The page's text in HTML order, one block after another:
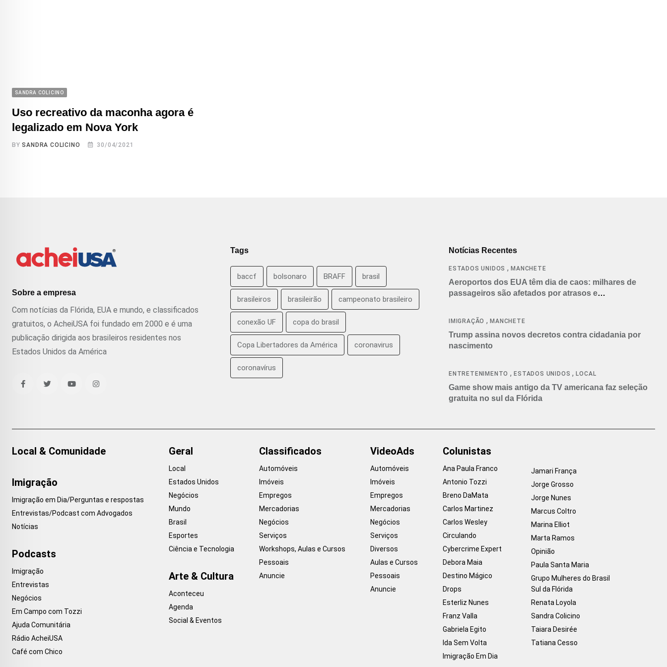
SANDRA COLICINO
Uso recreativo da maconha agora é
legalizado em Nova York
BYSANDRA COLICINO 30/04/2021
Sobre a empresa
Com notícias da Flórida, EUA e mundo, e classificados
gratuitos, o AcheiUSA foi fundado em 2000 e é uma
publicação dirigida aos brasileiros residentes nos
Estados Unidos da América
Tags
baccf bolsonaro BRAFF brasil
brasileiros brasileirão campeonato brasileiro
conexão UF copa do brasil
Copa Libertadores da América coronavirus
coronavírus
Notícias Recentes
ESTADOS UNIDOS ,MANCHETE
Aeroportos dos EUA têm dia de caos: milhares de
passageiros são afetados por atrasos e
IMIGRAÇÃO ,MANCHETE
Trump assina novos decretos contra cidadania por
nascimento
ENTRETENIMENTO ,ESTADOS UNIDOS ,LOCAL
Game show mais antigo da TV americana faz seleção
gratuita no sul da Flórida
Local & Comunidade
Imigração
Imigração em Dia/Perguntas e respostas
Entrevistas/Podcast com Advogados
Notícias
Podcasts
Imigração
Entrevistas
Negócios
Em Campo com Tozzi
Ajuda Comunitária
Rádio AcheiUSA
Café com Chico
Geral
Local
Estados Unidos
Negócios
Mundo
Brasil
Esportes
Ciência e Tecnologia
Arte & Cultura
Aconteceu
Agenda
Social & Eventos
Classificados
Automóveis
Imóveis
Empregos
Mercadorias
Negócios
Serviços
Workshops, Aulas e Cursos
Pessoais
Anuncie
VideoAds
Automóveis
Imóveis
Empregos
Mercadorias
Negócios
Serviços
Diversos
Aulas e Cursos
Pessoais
Anuncie
Colunistas
Ana Paula Franco
Antonio Tozzi
Breno DaMata
Carlos Martinez
Carlos Wesley
Circulando
Cybercrime Expert
Debora Maia
Destino Mágico
Drops
Esterliz Nunes
Franz Valla
Gabriela Egito
Ida Sem Volta
Imigração Em Dia
Jamari França
Jorge Grosso
Jorge Nunes
Marcus Coltro
Marina Elliot
Marta Ramos
Opinião
Paula Santa Maria
Grupo Mulheres do Brasil
Sul da Flórida
Renata Loyola
Sandra Colicino
Taiara Desirée
Tatiana Cesso